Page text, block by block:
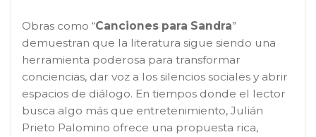
Obras como “Canciones para Sandra”
demuestran que la literatura sigue siendo una
herramienta poderosa para transformar
conciencias, dar voz a los silencios sociales y abrir
espacios de diálogo. En tiempos donde el lector
busca algo más que entretenimiento, Julián
Prieto Palomino ofrece una propuesta rica,